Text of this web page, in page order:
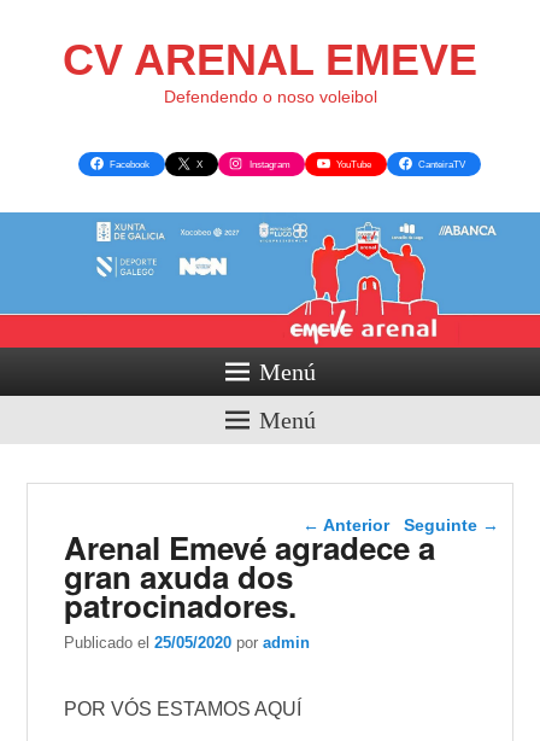
CV ARENAL EMEVE
Defendendo o noso voleibol
Facebook X Instagram YouTube CanteiraTV
Menú
Menú
Navegador de artigos
← Anterior Seguinte →
Arenal Emevé agradece a
gran axuda dos
patrocinadores.
Publicado el25/05/2020 poradmin
POR VÓS ESTAMOS AQUÍ